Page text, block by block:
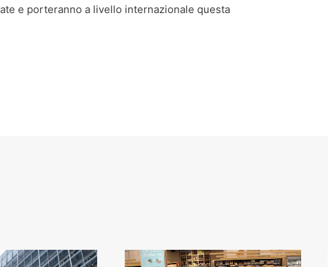
e porteranno a livello internazionale questa